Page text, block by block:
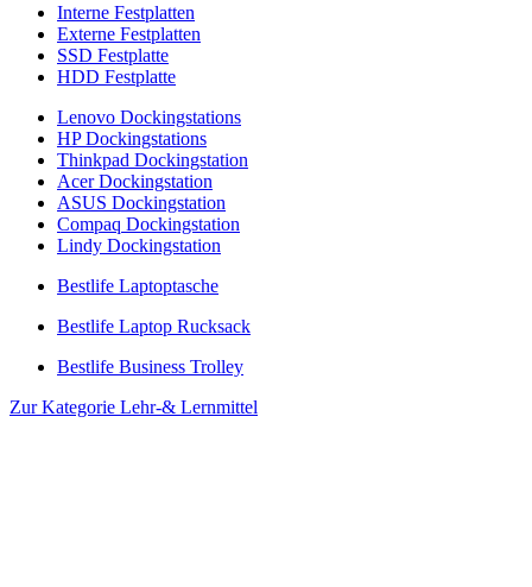
Interne Festplatten
Externe Festplatten
SSD Festplatte
HDD Festplatte
Lenovo Dockingstations
HP Dockingstations
Thinkpad Dockingstation
Acer Dockingstation
ASUS Dockingstation
Compaq Dockingstation
Lindy Dockingstation
Bestlife Laptoptasche
Bestlife Laptop Rucksack
Bestlife Business Trolley
Zur Kategorie Lehr-& Lernmittel